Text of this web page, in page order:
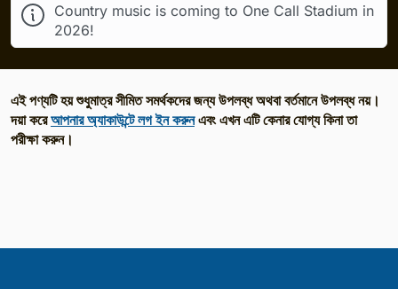
Country music is coming to One Call Stadium in
2026!
এই পণ্যটি হয় শুধুমাত্র সীমিত সমর্থকদের জন্য উপলব্ধ অথবা বর্তমানে উপলব্ধ নয়।
দয়া করেআপনার অ্যাকাউন্টে লগ ইন করুনএবং এখন এটি কেনার যোগ্য কিনা তা
পরীক্ষা করুন।